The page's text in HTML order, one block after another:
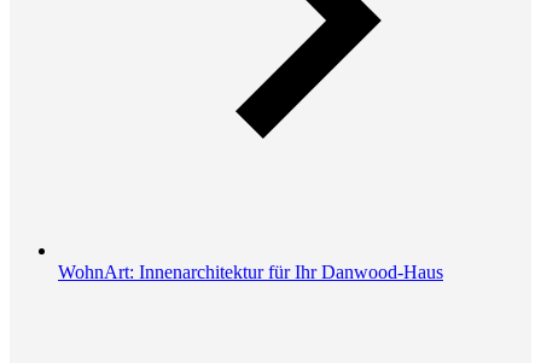
WohnArt: Innenarchitektur für Ihr Danwood-Haus